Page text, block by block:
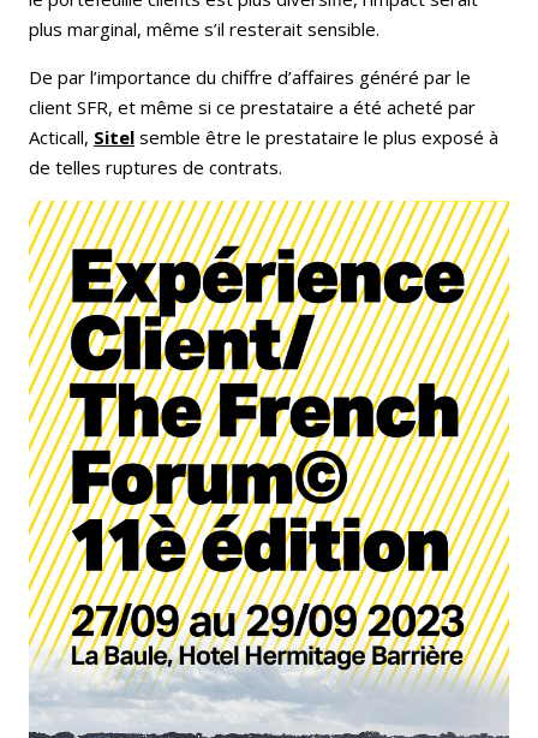
plus marginal, même s’il resterait sensible.
De par l’importance du chiffre d’affaires généré par le
client SFR, et même si ce prestataire a été acheté par
Acticall, Sitel semble être le prestataire le plus exposé à
de telles ruptures de contrats.